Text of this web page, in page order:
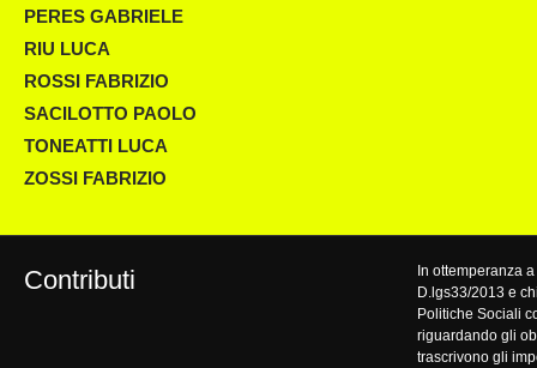
PERES GABRIELE
RIU LUCA
ROSSI FABRIZIO
SACILOTTO PAOLO
TONEATTI LUCA
ZOSSI FABRIZIO
Contributi
In ottemperanza
D.lgs33/2013 e
Politiche Sociali
riguardando gli
trascrivono gli